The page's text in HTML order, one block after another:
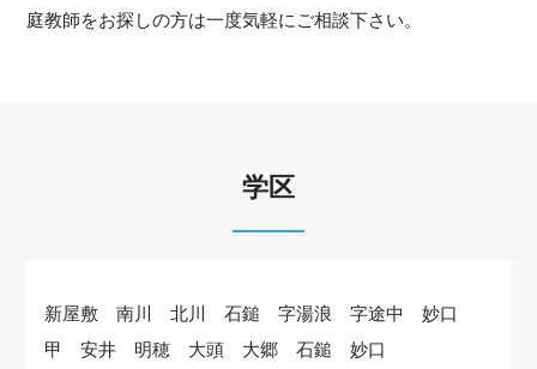
庭教師をお探しの方は一度気軽にご相談下さい。
学区
新屋敷 南川 北川 石鎚 字湯浪 字途中 妙口
甲 安井 明穂 大頭 大郷 石鎚 妙口